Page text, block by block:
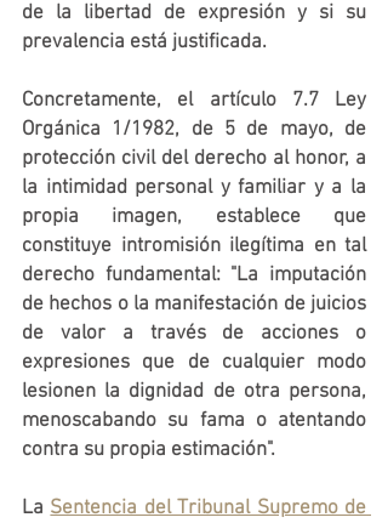
de la libertad de expresión y si su
prevalencia está justificada.
Concretamente, el artículo 7.7 Ley
Orgánica 1/1982, de 5 de mayo, de
protección civil del derecho al honor, a
la intimidad personal y familiar y a la
propia imagen, establece que
constituye intromisión ilegítima en tal
derecho fundamental: "La imputación
de hechos o la manifestación de juicios
de valor a través de acciones o
expresiones que de cualquier modo
lesionen la dignidad de otra persona,
menoscabando su fama o atentando
contra su propia estimación".
La Sentencia del Tribunal Supremo de